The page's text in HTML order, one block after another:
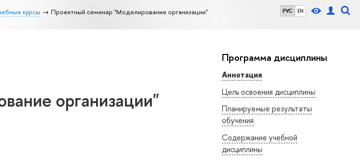
РУС EN
курсы Проектный семинар "Моделирование организации"
Программа дисциплины
Аннотация
Цель освоения дисциплины
Планируемые результаты
обучения
Содержание учебной
дисциплины
организации"